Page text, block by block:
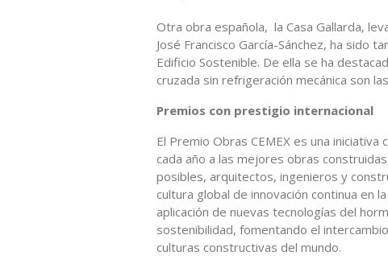
Otra obra española, la Casa Gallarda,
José Francisco García-Sánchez, ha sido
Edificio Sostenible. De ella se ha
cruzada sin refrigeración mecánica son
Premios con prestigio internacional
El Premio Obras CEMEX es una
cada año a las mejores obras
posibles, arquitectos, ingenieros y
cultura global de innovación continua en
aplicación de nuevas tecnologías del
sostenibilidad, fomentando el
culturas constructivas del mundo.